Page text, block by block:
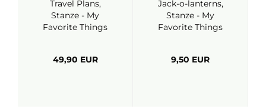
Travel Plans,
Stanze - My
Favorite Things
49,90 EUR
Jack-o-lanterns,
Stanze - My
Favorite Things
9,50 EUR